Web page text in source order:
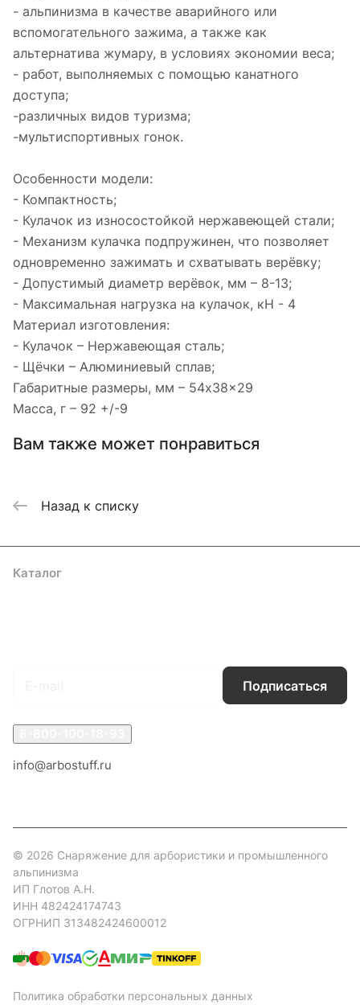
- альпинизма в качестве аварийного или
вспомогательного зажима, а также как
альтернатива жумару, в условиях экономии веса;
- работ, выполняемых с помощью канатного
доступа;
-различных видов туризма;
-мультиспортивных гонок.
Особенности модели:
- Компактность;
- Кулачок из износостойкой нержавеющей стали;
- Механизм кулачка подпружинен, что позволяет
одновременно зажимать и схватывать верёвку;
- Допустимый диаметр верёвок, мм – 8-13;
- Максимальная нагрузка на кулачок, кН - 4
Материал изготовления:
- Кулачок – Нержавеющая сталь;
- Щёчки – Алюминиевый сплав;
Габаритные размеры, мм – 54x38x29
Масса, г – 92 +/-9
Вам также может понравиться
Назад к списку
Каталог
Подписаться
info@arbostuff.ru
© 2026 Снаряжение для арбористики и промышленного
альпинизма
ИП Глотов А.Н.
ИНН 482424174743
ОГРНИП 313482424600012
Политика обработки персональных данных